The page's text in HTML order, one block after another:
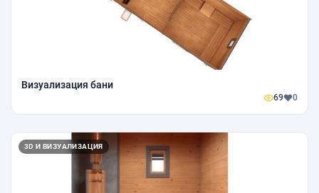
Визуализация бани
69 0
3D И ВИЗУАЛИЗАЦИЯ